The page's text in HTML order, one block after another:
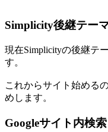
Simplicity後継テー
現在Simplicityの後継テ
す。
これからサイト始める
めします。
Googleサイト内検索